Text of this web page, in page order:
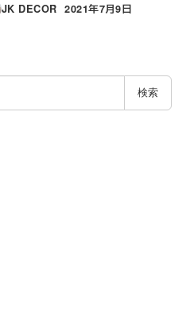
JK DECOR 投稿日
2021年7月9日
検索